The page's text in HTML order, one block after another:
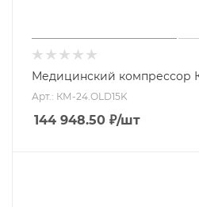
Медицинский компрессор
Арт.: КМ-24.OLD15K
144 948.50 ₽/шт